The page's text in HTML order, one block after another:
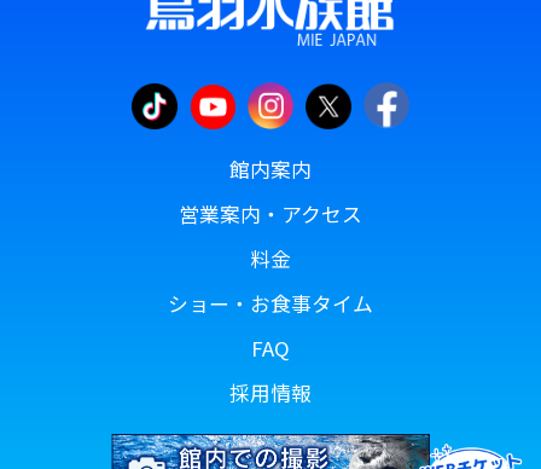
館内案内
営業案内・アクセス
料金
ショー・お食事タイム
FAQ
採用情報